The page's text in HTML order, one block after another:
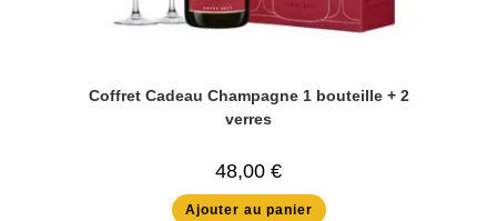
Coffret Cadeau Champagne 1 bouteille + 2
verres
48,00 €
Ajouter au panier